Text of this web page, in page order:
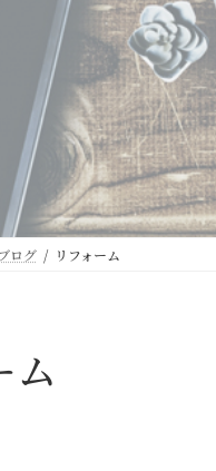
ログ リフォーム
ム